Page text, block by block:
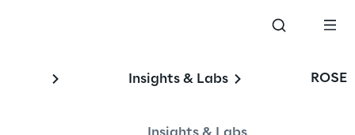
Insights & Labs ROSE